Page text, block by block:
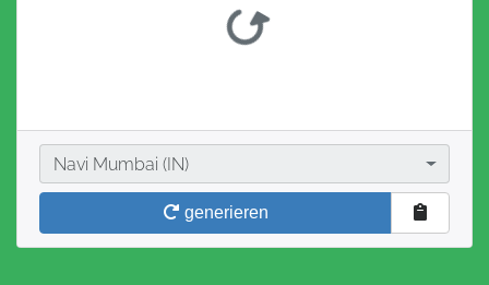
StadtNavi Mumbai (IN)
generieren